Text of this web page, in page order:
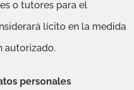
o tutores para el
lícito en la medida
autorizado.
personales